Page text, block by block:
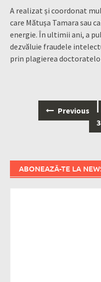
A realizat și coordonat
care Mătușa Tamara sau
energie. În ultimii ani, a
dezvăluie fraudele
prin plagierea
navigation
Previous
ABONEAZĂ-TE LA